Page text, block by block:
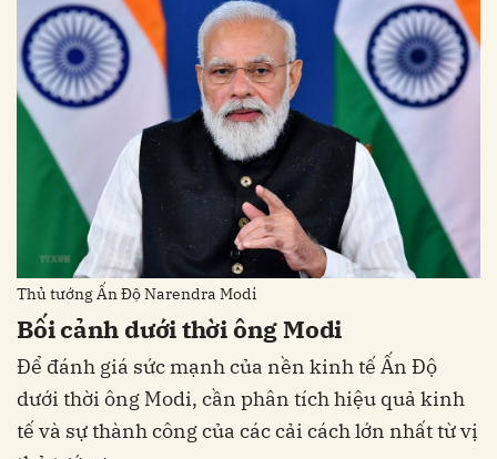
Thủ tướng Ấn Độ Narendra Modi
Bối cảnh dưới thời ông Modi
Để đánh giá sức mạnh của nền kinh tế Ấn Độ
dưới thời ông Modi, cần phân tích hiệu quả kinh
tế và sự thành công của các cải cách lớn nhất từ vị